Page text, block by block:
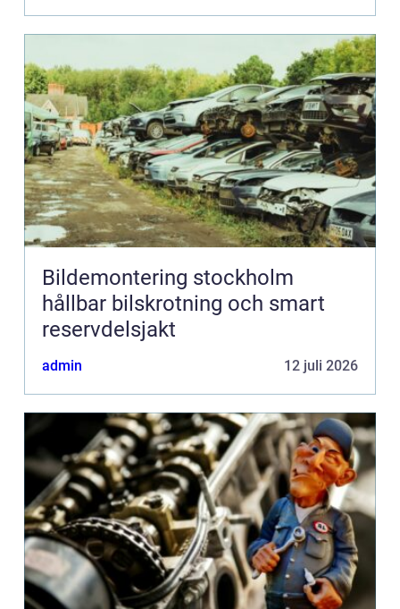
Bildemontering stockholm
hållbar bilskrotning och smart
reservdelsjakt
admin 12 juli 2026